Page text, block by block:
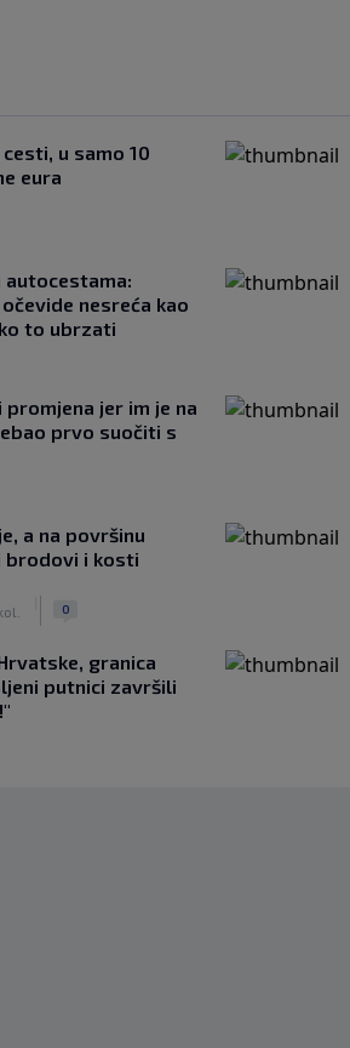
u samo 10
eura
autocestama:
nesreća kao
to ubrzati
promjena jer im je na
prvo suočiti s
a na površinu
brodovi i kosti
0
granica
putnici završili